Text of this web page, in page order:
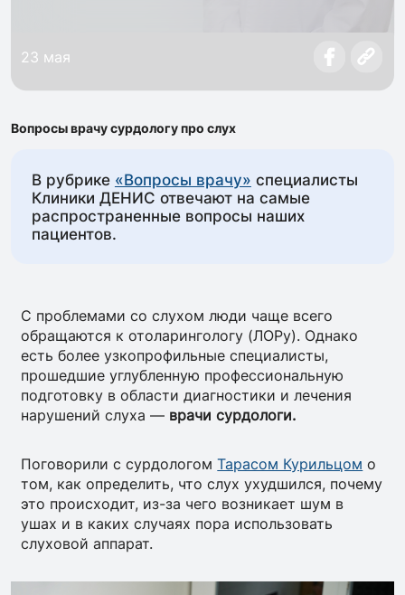
23 мая
Вопросы врачу сурдологу про слух
В рубрике «Вопросы врачу» специалисты
Клиники ДЕНИС отвечают на самые
распространенные вопросы наших
пациентов.
С проблемами со слухом люди чаще всего
обращаются к отоларингологу (ЛОРу). Однако
есть более узкопрофильные специалисты,
прошедшие углубленную профессиональную
подготовку в области диагностики и лечения
нарушений слуха — врачи сурдологи.
Поговорили с сурдологомТарасом Курильцом о
том, как определить, что слух ухудшился, почему
это происходит, из-за чего возникает шум в
ушах и в каких случаях пора использовать
слуховой аппарат.